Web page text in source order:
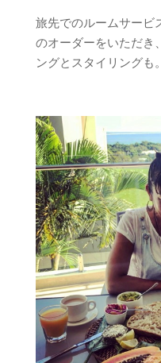
旅先でのルームサービ
のオーダーをいただき
ングとスタイリングも。